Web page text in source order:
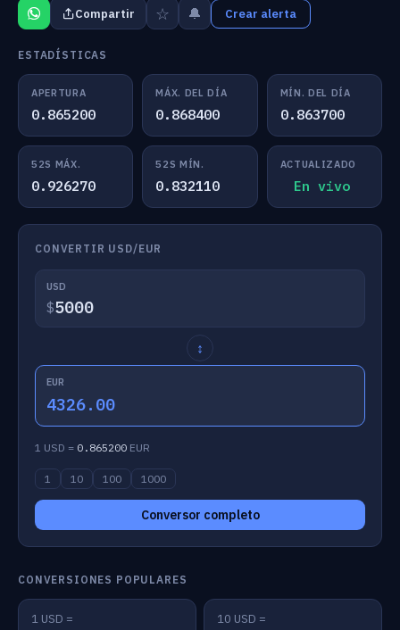
Compartir ☆ 🔔 Crear alerta
ESTADÍSTICAS
APERTURA
0.865200
MÁX. DEL DÍA
0.868400
MÍN. DEL DÍA
0.863700
52S MÁX.
0.926270
52S MÍN.
0.832110
ACTUALIZADO
En vivo
CONVERTIR USD/EUR
USD
$
↕
EUR
4326.00
1 USD = 0.865200 EUR
1 10 100 1000
Conversor completo
CONVERSIONES POPULARES
1 USD = 10 USD =